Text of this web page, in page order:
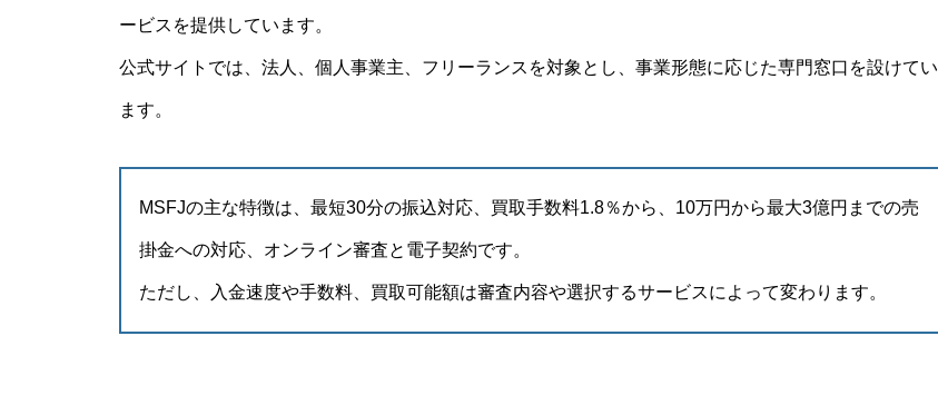
ービスを提供しています。
公式サイトでは、法人、個人事業主、フリーランスを対象とし、事業形態に応じた専門窓口を設けてい
ます。
MSFJの主な特徴は、最短30分の振込対応、買取手数料1.8％から、10万円から最大3億円までの売
掛金への対応、オンライン審査と電子契約です。
ただし、入金速度や手数料、買取可能額は審査内容や選択するサービスによって変わります。